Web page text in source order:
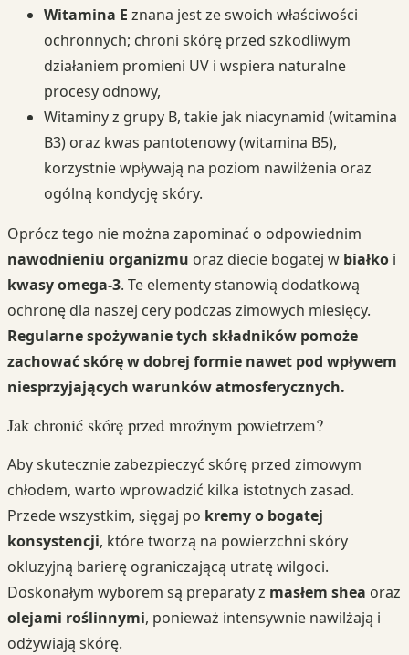
Witamina E znana jest ze swoich właściwości
ochronnych; chroni skórę przed szkodliwym
działaniem promieni UV i wspiera naturalne
procesy odnowy,
Witaminy z grupy B, takie jak niacynamid (witamina
B3) oraz kwas pantotenowy (witamina B5),
korzystnie wpływają na poziom nawilżenia oraz
ogólną kondycję skóry.
Oprócz tego nie można zapominać o odpowiednim
nawodnieniu organizmu oraz diecie bogatej w białko i
kwasy omega-3. Te elementy stanowią dodatkową
ochronę dla naszej cery podczas zimowych miesięcy.
Regularne spożywanie tych składników pomoże
zachować skórę w dobrej formie nawet pod wpływem
niesprzyjających warunków atmosferycznych.
Jak chronić skórę przed mroźnym powietrzem?
Aby skutecznie zabezpieczyć skórę przed zimowym
chłodem, warto wprowadzić kilka istotnych zasad.
Przede wszystkim, sięgaj po kremy o bogatej
konsystencji, które tworzą na powierzchni skóry
okluzyjną barierę ograniczającą utratę wilgoci.
Doskonałym wyborem są preparaty z masłem shea oraz
olejami roślinnymi, ponieważ intensywnie nawilżają i
odżywiają skórę.